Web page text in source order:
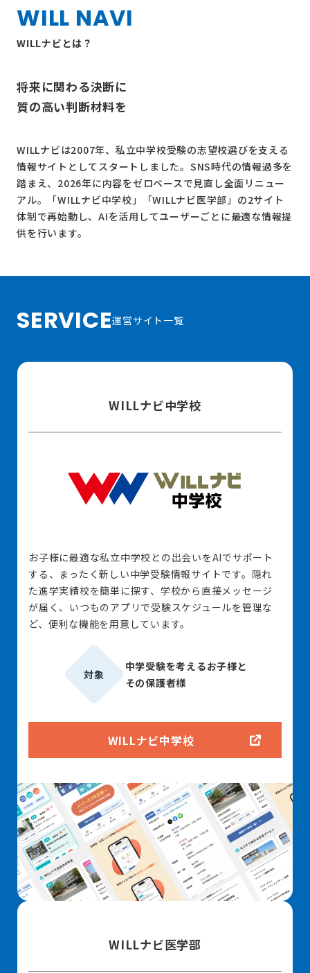
WILL NAVI
WILLナビとは？
将来に関わる決断に
質の高い判断材料を
WILLナビは2007年、私立中学校受験の志望校選びを支える
情報サイトとしてスタートしました。SNS時代の情報過多を
踏まえ、2026年に内容をゼロベースで見直し全面リニュー
アル。
「WILLナビ中学校」 「WILLナビ医学部」 の2サイト
体制で再始動し、AIを活用してユーザーごとに最適な情報提
供を行います。
SERVICE運営サイト一覧
WILLナビ中学校
お子様に最適な私立中学校との出会いをAIでサポート
する、まったく新しい中学受験情報サイトです。隠れ
た進学実績校を簡単に探す、学校から直接メッセージ
が届く、いつものアプリで受験スケジュールを管理な
ど、便利な機能を用意しています。
対象
中学受験を考えるお子様と
その保護者様
WILLナビ中学校
WILLナビ医学部